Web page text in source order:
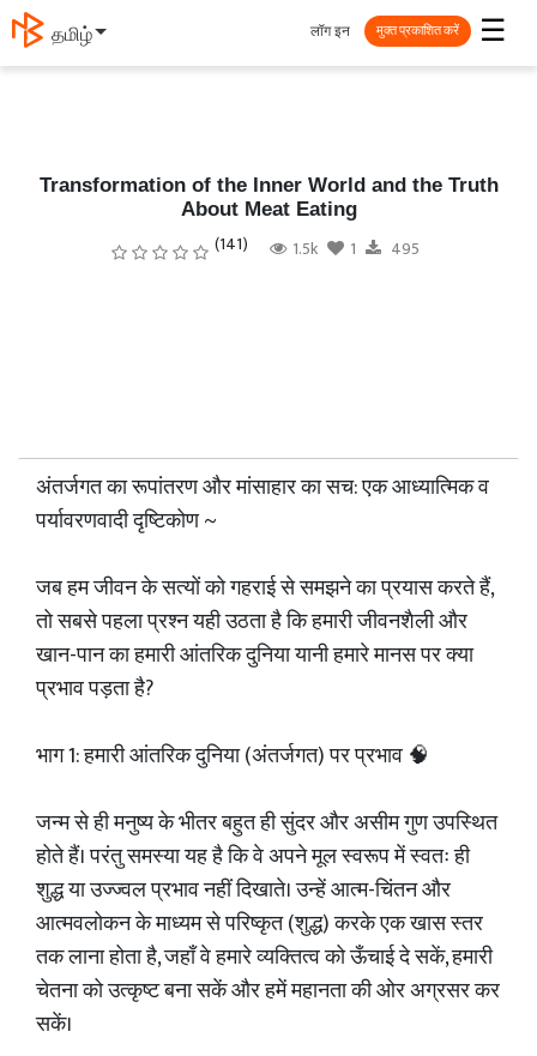
தமிழ் ☰
लॉग इन मुक्त प्रकाशित करें
Transformation of the Inner World and the Truth
About Meat Eating
(141) 1.5k 1 495
अंतर्जगत का रूपांतरण और मांसाहार का सच: एक आध्यात्मिक व
पर्यावरणवादी दृष्टिकोण ~
जब हम जीवन के सत्यों को गहराई से समझने का प्रयास करते हैं,
तो सबसे पहला प्रश्न यही उठता है कि हमारी जीवनशैली और
खान-पान का हमारी आंतरिक दुनिया यानी हमारे मानस पर क्या
प्रभाव पड़ता है?
भाग 1: हमारी आंतरिक दुनिया (अंतर्जगत) पर प्रभाव 🧠
जन्म से ही मनुष्य के भीतर बहुत ही सुंदर और असीम गुण उपस्थित
होते हैं। परंतु समस्या यह है कि वे अपने मूल स्वरूप में स्वतः ही
शुद्ध या उज्ज्वल प्रभाव नहीं दिखाते। उन्हें आत्म-चिंतन और
आत्मवलोकन के माध्यम से परिष्कृत (शुद्ध) करके एक खास स्तर
तक लाना होता है, जहाँ वे हमारे व्यक्तित्व को ऊँचाई दे सकें, हमारी
चेतना को उत्कृष्ट बना सकें और हमें महानता की ओर अग्रसर कर
सकें।